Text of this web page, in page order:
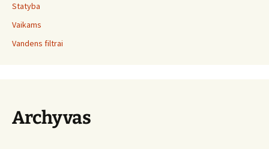
Statyba
Vaikams
Vandens filtrai
Archyvas